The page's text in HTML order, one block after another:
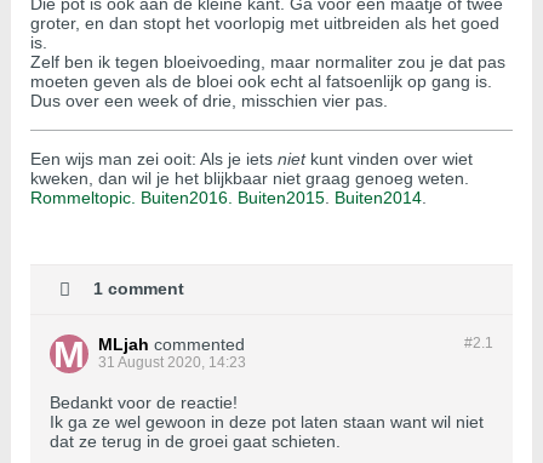
groter, en dan stopt het voorlopig met uitbreiden als het goed
is.
Zelf ben ik tegen bloeivoeding, maar normaliter zou je dat pas
moeten geven als de bloei ook echt al fatsoenlijk op gang is.
Dus over een week of drie, misschien vier pas.
Een wijs man zei ooit: Als je iets nietkunt vinden over wiet
kweken, dan wil je het blijkbaar niet graag genoeg weten.
Rommeltopic. Buiten2016. Buiten2015 Buiten2014
1 comment
#2.1
MLjah commented
31 August 2020, 14:23
Bedankt voor de reactie!
Ik ga ze wel gewoon in deze pot laten staan want wil niet
dat ze terug in de groei gaat schieten.